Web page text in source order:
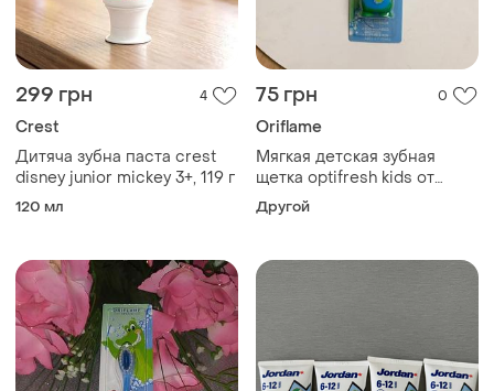
299 грн 4
Crest
Дитяча зубна паста crest
disney junior mickey 3+, 119 г
120 мл
75 грн 0
Oriflame
Мягкая детская зубная
щетка optifresh kids от
oriflame
Другой